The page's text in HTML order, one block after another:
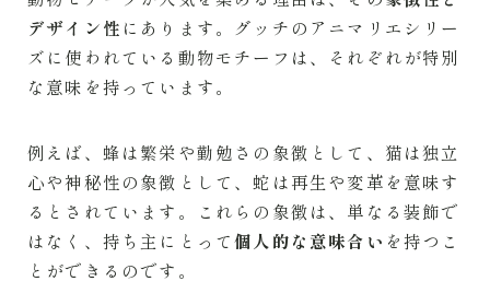
デザイン性 にあります。グッチのアニマリエシリー
ズに使われている動物モチーフは、それぞれが特別
な意味を持っています。
例えば、蜂は繁栄や勤勉さの象徴として、猫は独立
心や神秘性の象徴として、蛇は再生や変革を意味す
るとされています。これらの象徴は、単なる装飾で
はなく、持ち主にとって個人的な意味合い を持つこ
とができるのです。